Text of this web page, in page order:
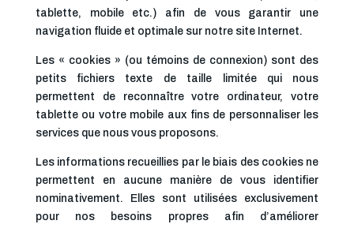
tablette, mobile etc.) afin de vous garantir une
navigation fluide et optimale sur notre site Internet.
Les « cookies » (ou témoins de connexion) sont des
petits fichiers texte de taille limitée qui nous
permettent de reconnaître votre ordinateur, votre
tablette ou votre mobile aux fins de personnaliser les
services que nous vous proposons.
Les informations recueillies par le biais des cookies ne
permettent en aucune manière de vous identifier
nominativement. Elles sont utilisées exclusivement
pour nos besoins propres afin d’améliorer